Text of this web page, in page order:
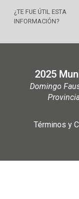
¿TE FUE ÚTIL ESTA
INFORMACIÓN?
2025
Domingo
Términos y